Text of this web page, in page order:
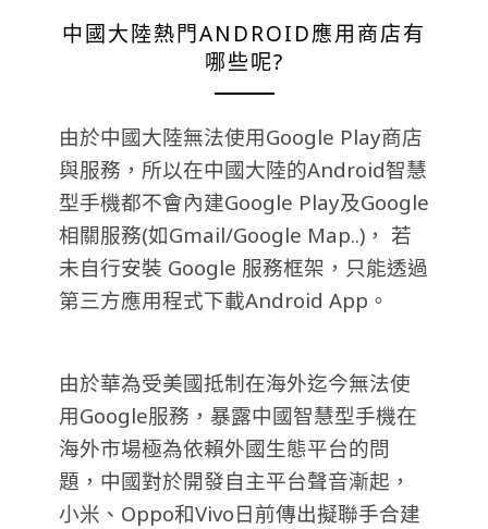
中國大陸熱門ANDROID應用商店有
哪些呢?
由於中國大陸無法使用Google Play商店
與服務，所以在中國大陸的Android智慧
型手機都不會內建Google Play及Google
相關服務(如Gmail/Google Map..)， 若
未自行安裝 Google 服務框架，只能透過
第三方應用程式下載Android App。
由於華為受美國抵制在海外迄今無法使
用Google服務，暴露中國智慧型手機在
海外市場極為依賴外國生態平台的問
題，中國對於開發自主平台聲音漸起，
小米、Oppo和Vivo日前傳出擬聯手合建